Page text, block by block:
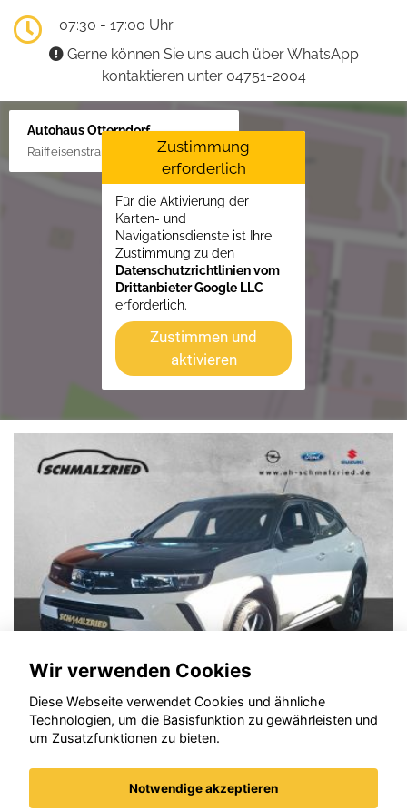
07:30 - 17:00 Uhr
Gerne können Sie uns auch über WhatsApp
kontaktieren unter 04751-2004
Autohaus Otterndorf
Raiffeisenstraße 1, 21762 Otterndorf
Zustimmung
erforderlich
Für die Aktivierung der
Karten- und
Navigationsdienste ist Ihre
Zustimmung zu den
Datenschutzrichtlinien vom
Drittanbieter Google LLC
erforderlich.
Zustimmen und
aktivieren
Opel Mokka
Wir verwenden Cookies
Diese Webseite verwendet Cookies und ähnliche
Technologien, um die Basisfunktion zu gewährleisten und
um Zusatzfunktionen zu bieten.
Notwendige akzeptieren